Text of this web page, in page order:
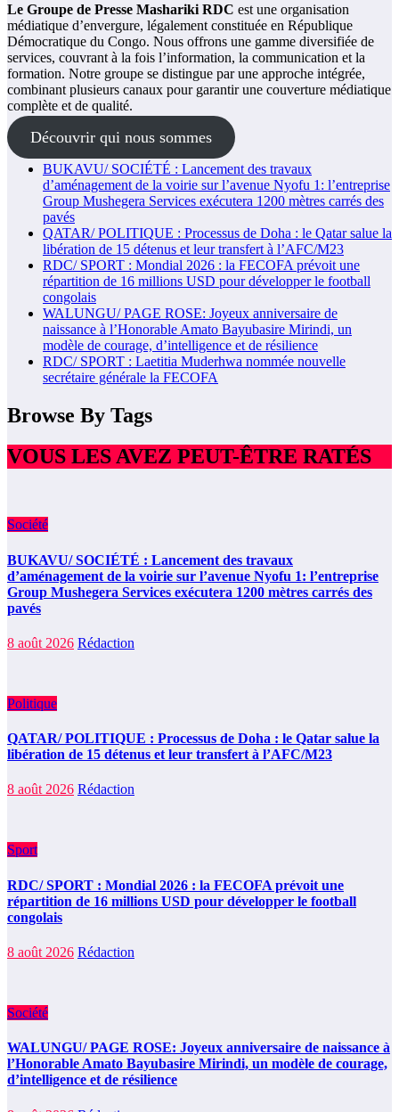
Le Groupe de Presse Mashariki RDC est une organisation
médiatique d’envergure, légalement constituée en République
Démocratique du Congo. Nous offrons une gamme diversifiée de
services, couvrant à la fois l’information, la communication et la
formation. Notre groupe se distingue par une approche intégrée,
combinant plusieurs canaux pour garantir une couverture médiatique
complète et de qualité.
Découvrir qui nous sommes
BUKAVU/ SOCIÉTÉ : Lancement des travaux
d’aménagement de la voirie sur l’avenue Nyofu 1: l’entreprise
Group Mushegera Services exécutera 1200 mètres carrés des
pavés
QATAR/ POLITIQUE : Processus de Doha : le Qatar salue la
libération de 15 détenus et leur transfert à l’AFC/M23
RDC/ SPORT : Mondial 2026 : la FECOFA prévoit une
répartition de 16 millions USD pour développer le football
congolais
WALUNGU/ PAGE ROSE: Joyeux anniversaire de
naissance à l’Honorable Amato Bayubasire Mirindi, un
modèle de courage, d’intelligence et de résilience
RDC/ SPORT : Laetitia Muderhwa nommée nouvelle
secrétaire générale la FECOFA
Browse By Tags
VOUS LES AVEZ PEUT-ÊTRE RATÉS
Société
BUKAVU/ SOCIÉTÉ : Lancement des travaux
d’aménagement de la voirie sur l’avenue Nyofu 1: l’entreprise
Group Mushegera Services exécutera 1200 mètres carrés des
pavés
8 août 2026 Rédaction
Politique
QATAR/ POLITIQUE : Processus de Doha : le Qatar salue la
libération de 15 détenus et leur transfert à l’AFC/M23
8 août 2026 Rédaction
Sport
RDC/ SPORT : Mondial 2026 : la FECOFA prévoit une
répartition de 16 millions USD pour développer le football
congolais
8 août 2026 Rédaction
Société
WALUNGU/ PAGE ROSE: Joyeux anniversaire de naissance à
l’Honorable Amato Bayubasire Mirindi, un modèle de courage,
d’intelligence et de résilience